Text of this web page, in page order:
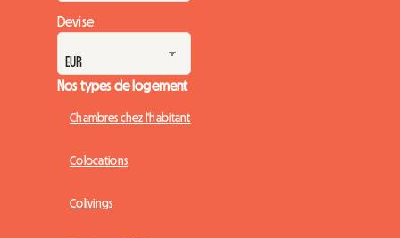
Devise
Nos types de logement
Chambres chez l'habitant
Colocations
Colivings